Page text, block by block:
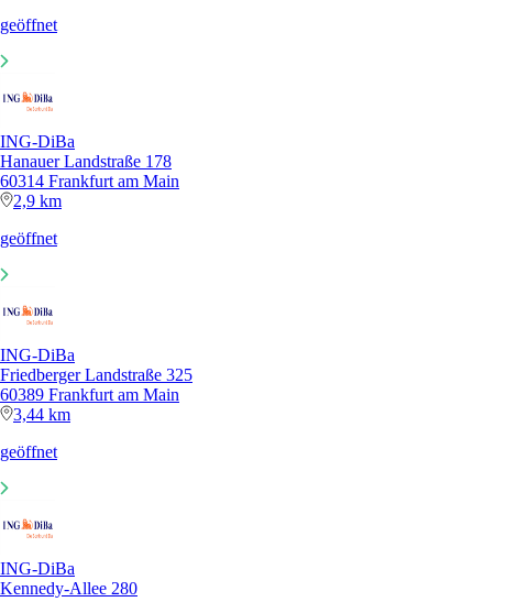
geöffnet
ING-DiBa
Hanauer Landstraße 178
60314 Frankfurt am Main
2,9 km
geöffnet
ING-DiBa
Friedberger Landstraße 325
60389 Frankfurt am Main
3,44 km
geöffnet
ING-DiBa
Kennedy-Allee 280